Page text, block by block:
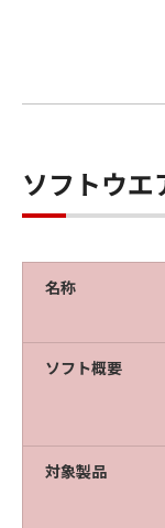
ソフトウエ
名称
ソフト概要
対象製品